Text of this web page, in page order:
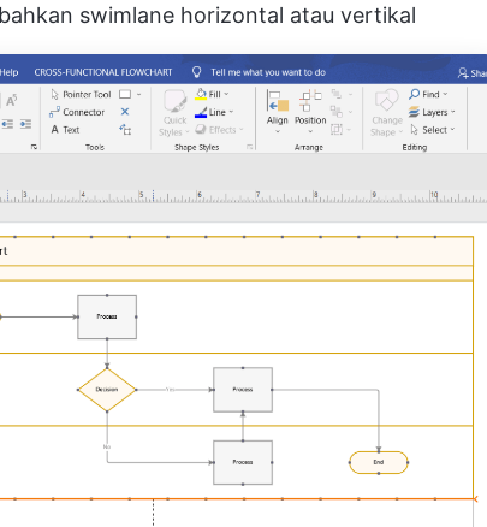
swimlane horizontal atau vertikal